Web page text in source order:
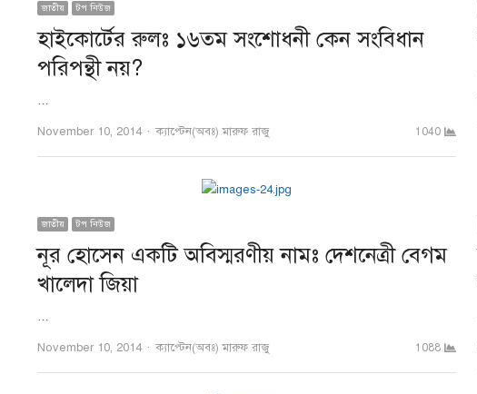
জাতীয় টপ নিউজ
হাইকোর্টের রুলঃ ১৬তম সংশোধনী কেন সংবিধান
পরিপন্থী নয়?
…
November 10, 2014 Author
ক্যাপ্টেন(অবঃ) মারুফ রাজু 1040
জাতীয় টপ নিউজ
নূর হোসেন একটি অবিস্মরণীয় নামঃ দেশনেত্রী বেগম
খালেদা জিয়া
…
November 10, 2014 Author
ক্যাপ্টেন(অবঃ) মারুফ রাজু 1088